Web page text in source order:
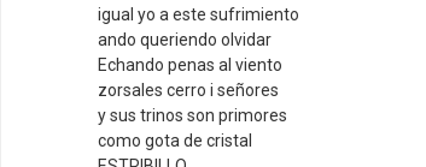
igual yo a este sufrimiento
ando queriendo olvidar
Echando penas al viento
zorsales cerro i señores
y sus trinos son primores
como gota de cristal